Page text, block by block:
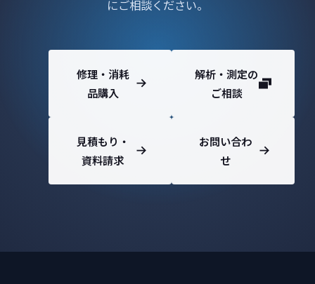
にご相談ください。
修理・消耗
品購入
解析・測定の
ご相談
見積もり・
資料請求
お問い合わ
せ